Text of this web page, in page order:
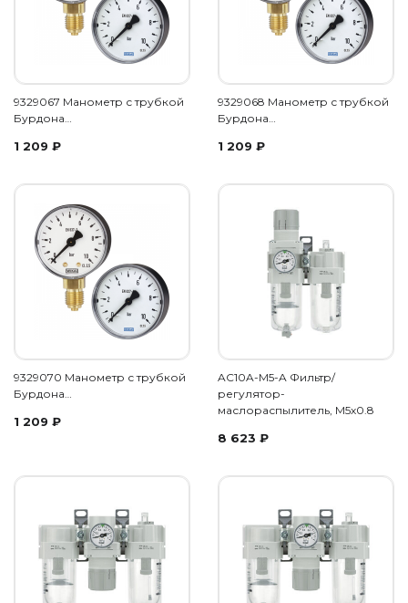
9329067 Манометр с трубкой
Бурдона…
1 209 ₽
9329068 Манометр с трубкой
Бурдона…
1 209 ₽
9329070 Манометр с трубкой
Бурдона…
1 209 ₽
AC10A-M5-A Фильтр/
регулятор-
маслораспылитель, М5х0.8
8 623 ₽